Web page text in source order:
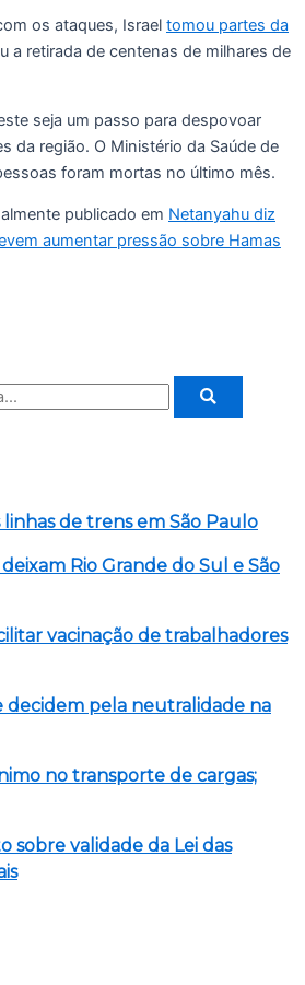
os ataques, Israel tomou partes da
a retirada de centenas de milhares de
seja um passo para despovoar
da região. O Ministério da Saúde de
foram mortas no último mês.
publicado em Netanyahu diz
aumentar pressão sobre Hamas
de trens em São Paulo
Rio Grande do Sul e São
vacinação de trabalhadores
decidem pela neutralidade na
no transporte de cargas;
sobre validade da Lei das